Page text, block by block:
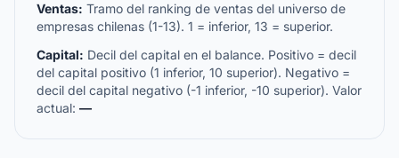
Ventas: Tramo del ranking de ventas del universo de
empresas chilenas (1-13). 1 = inferior, 13 = superior.
Capital: Decil del capital en el balance. Positivo = decil
del capital positivo (1 inferior, 10 superior). Negativo =
decil del capital negativo (-1 inferior, -10 superior). Valor
actual: —